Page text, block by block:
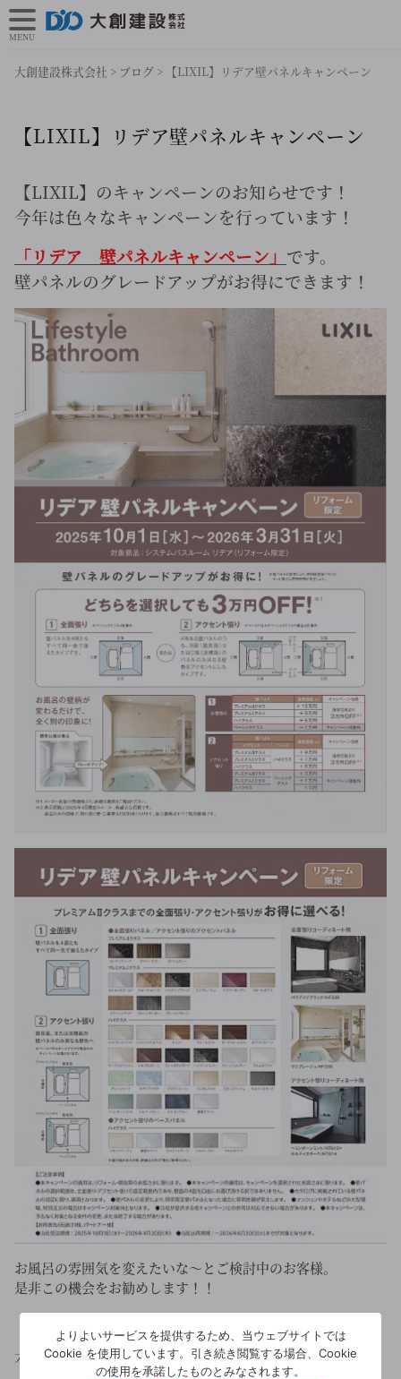
大創建設株式会社 > ブログ > 【LIXIL】リデア壁パネルキャンペーン
【LIXIL】リデア壁パネルキャンペーン
【LIXIL】のキャンペーンのお知らせです！
今年は色々なキャンペーンを行っています！
「リデア 壁パネルキャンペーン」 です。
壁パネルのグレードアップがお得にできます！
お風呂の雰囲気を変えたいな～とご検討中のお客様。
是非この機会をお勧めします！！
大創建設
MENU
よりよいサービスを提供するため、当ウェブサイトでは
Cookie を使用しています。引き続き閲覧する場合、Cookie
の使用を承諾したものとみなされます。